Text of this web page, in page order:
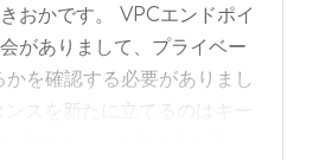
おかです。 VPCエンドポイ
がありまして、プライベー
かを確認する必要がありまし
スを新たに立てるのはキー